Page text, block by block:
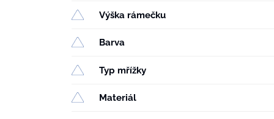
Výška rámečku
Barva
Typ mřížky
Materiál